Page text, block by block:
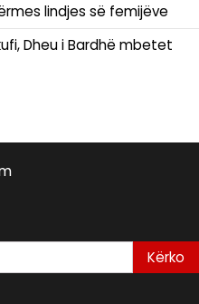
lindjes së femijëve
Dheu i Bardhë mbetet